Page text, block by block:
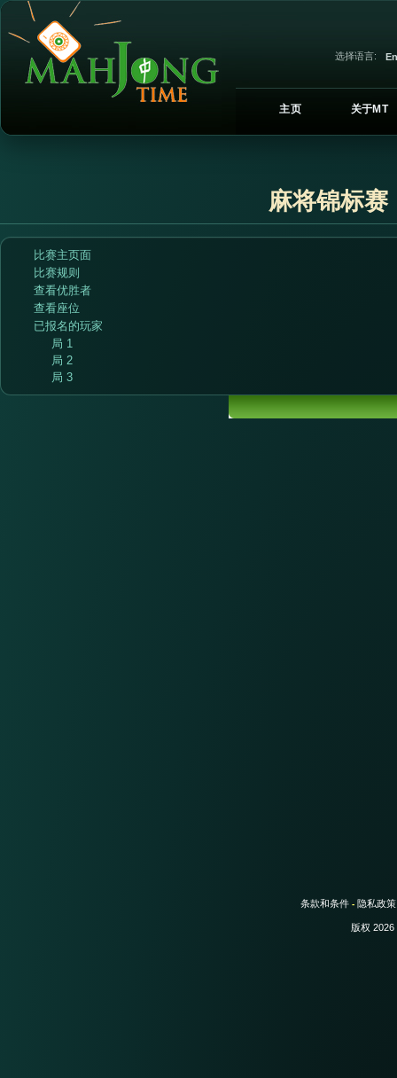
选择语言:
主页 关于MT
麻将锦标赛
比赛主页面
比赛规则
查看优胜者
查看座位
已报名的玩家
局 1
局 2
局 3
条款和条件 - 隐私政策
版权